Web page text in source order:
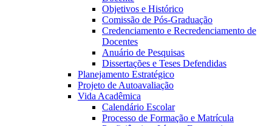
Objetivos e Histórico
Comissão de Pós-Graduação
Credenciamento e Recredenciamento de
Docentes
Anuário de Pesquisas
Dissertações e Teses Defendidas
Planejamento Estratégico
Projeto de Autoavaliação
Vida Acadêmica
Calendário Escolar
Processo de Formação e Matrícula